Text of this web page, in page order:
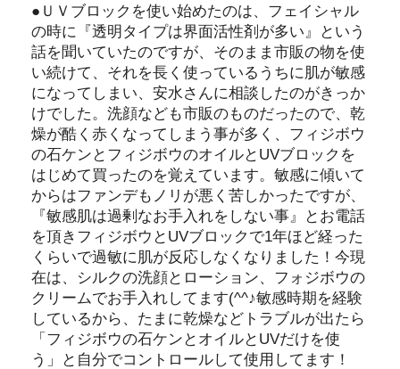
●ＵＶブロックを使い始めたのは、フェイシャル
の時に『透明タイプは界面活性剤が多い』という
話を聞いていたのですが、そのまま市販の物を使
い続けて、それを長く使っているうちに肌が敏感
になってしまい、安水さんに相談したのがきっか
けでした。洗顔なども市販のものだったので、乾
燥が酷く赤くなってしまう事が多く、フィジボウ
の石ケンとフィジボウのオイルとUVブロックを
はじめて買ったのを覚えています。敏感に傾いて
からはファンデもノリが悪く苦しかったですが、
『敏感肌は過剰なお手入れをしない事』とお電話
を頂きフィジボウとUVブロックで1年ほど経った
くらいで過敏に肌が反応しなくなりました！今現
在は、シルクの洗顔とローション、フォジボウの
クリームでお手入れしてます(^^♪敏感時期を経験
しているから、たまに乾燥などトラブルが出たら
「フィジボウの石ケンとオイルとUVだけを使
う」と自分でコントロールして使用してます！